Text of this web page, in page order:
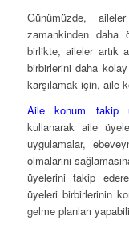
Günümüzde,
zamankinden daha
birlikte, aileler artık
birbirlerini daha
karşılamak için, aile
Aile konum takip
kullanarak aile
uygulamalar,
olmalarını
üyelerini takip
üyeleri birbirlerinin
gelme planları